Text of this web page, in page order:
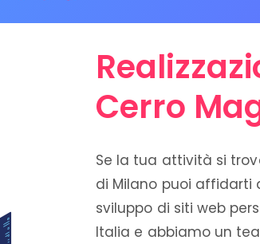
Cerro
Se la tua attività si
di Milano puoi affidarti
sviluppo di siti web
Italia e abbiamo un